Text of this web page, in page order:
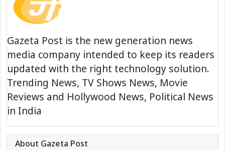
Gazeta Post is the new generation news
media company intended to keep its readers
updated with the right technology solution.
Trending News, TV Shows News, Movie
Reviews and Hollywood News, Political News
in India
About Gazeta Post